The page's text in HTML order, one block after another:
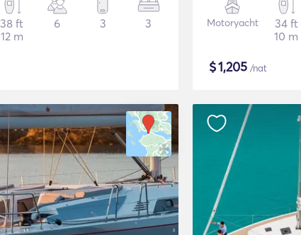
38 ft
12 m
6 3 3 Motoryacht
34 ft
10 m
$1,205 /nat